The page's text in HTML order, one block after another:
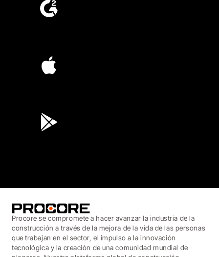
Procore se compromete a hacer avanzar la industria de la
construcción a través de la mejora de la vida de las personas
que trabajan en el sector, el impulso a la innovación
tecnológica y la creación de una comunidad mundial de